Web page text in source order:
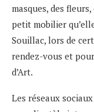
masques, des
petit mobilier
Souillac, lors de
rendez-vous et
d’Art.
Les réseaux